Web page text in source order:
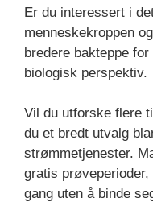
Er du interessert i
menneskekroppen
bredere bakteppe
biologisk perspektiv.
Vil du utforske flere
du et bredt utvalg
strømmetjenester.
gratis
gang uten å binde